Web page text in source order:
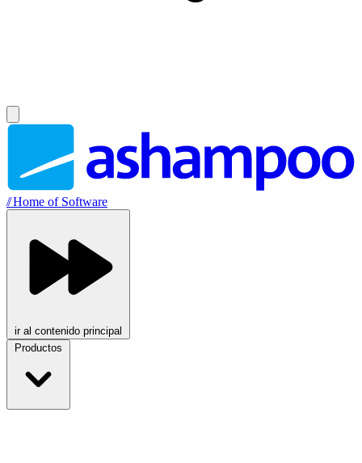
//Home of Software
ir al contenido principal
Productos